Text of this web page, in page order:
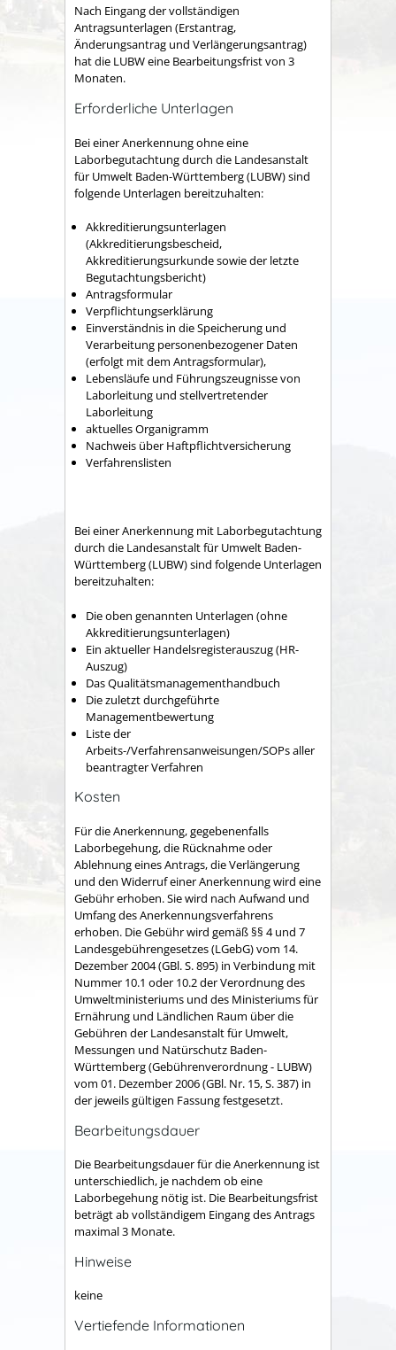
Nach Eingang der vollständigen
Antragsunterlagen (Erstantrag,
Änderungsantrag und Verlängerungsantrag)
hat die LUBW eine Bearbeitungsfrist von 3
Monaten.
Erforderliche Unterlagen
Bei einer Anerkennung ohne eine
Laborbegutachtung durch die Landesanstalt
für Umwelt Baden-Württemberg (LUBW) sind
folgende Unterlagen bereitzuhalten:
Akkreditierungsunterlagen
(Akkreditierungsbescheid,
Akkreditierungsurkunde sowie der letzte
Begutachtungsbericht)
Antragsformular
Verpflichtungserklärung
Einverständnis in die Speicherung und
Verarbeitung personenbezogener Daten
(erfolgt mit dem Antragsformular),
Lebensläufe und Führungszeugnisse von
Laborleitung und stellvertretender
Laborleitung
aktuelles Organigramm
Nachweis über Haftpflichtversicherung
Verfahrenslisten
Bei einer Anerkennung mit Laborbegutachtung
durch die Landesanstalt für Umwelt Baden-
Württemberg (LUBW) sind folgende Unterlagen
bereitzuhalten:
Die oben genannten Unterlagen (ohne
Akkreditierungsunterlagen)
Ein aktueller Handelsregisterauszug (HR-
Auszug)
Das Qualitätsmanagementhandbuch
Die zuletzt durchgeführte
Managementbewertung
Liste der
Arbeits-/Verfahrensanweisungen/SOPs aller
beantragter Verfahren
Kosten
Für die Anerkennung, gegebenenfalls
Laborbegehung, die Rücknahme oder
Ablehnung eines Antrags, die Verlängerung
und den Widerruf einer Anerkennung wird eine
Gebühr erhoben. Sie wird nach Aufwand und
Umfang des Anerkennungsverfahrens
erhoben. Die Gebühr wird gemäß §§ 4 und 7
Landesgebührengesetzes (LGebG) vom 14.
Dezember 2004 (GBl. S. 895) in Verbindung mit
Nummer 10.1 oder 10.2 der Verordnung des
Umweltministeriums und des Ministeriums für
Ernährung und Ländlichen Raum über die
Gebühren der Landesanstalt für Umwelt,
Messungen und Natürschutz Baden-
Württemberg (Gebührenverordnung - LUBW)
vom 01. Dezember 2006 (GBl. Nr. 15, S. 387) in
der jeweils gültigen Fassung festgesetzt.
Bearbeitungsdauer
Die Bearbeitungsdauer für die Anerkennung ist
unterschiedlich, je nachdem ob eine
Laborbegehung nötig ist. Die Bearbeitungsfrist
beträgt ab vollständigem Eingang des Antrags
maximal 3 Monate.
Hinweise
keine
Vertiefende Informationen